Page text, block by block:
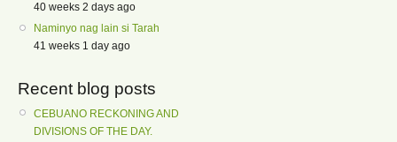
40 weeks 2 days ago
Naminyo nag lain si Tarah
41 weeks 1 day ago
Recent blog posts
CEBUANO RECKONING AND
DIVISIONS OF THE DAY.